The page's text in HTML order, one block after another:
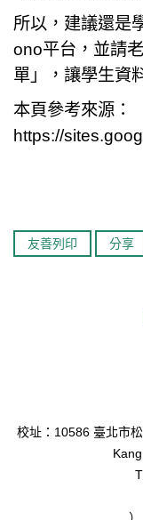
所以，建議還是
ono平台，並請
單」，讓學生資
本頁參考來源：
https://
友善列印 分享
校址：10586 臺北市